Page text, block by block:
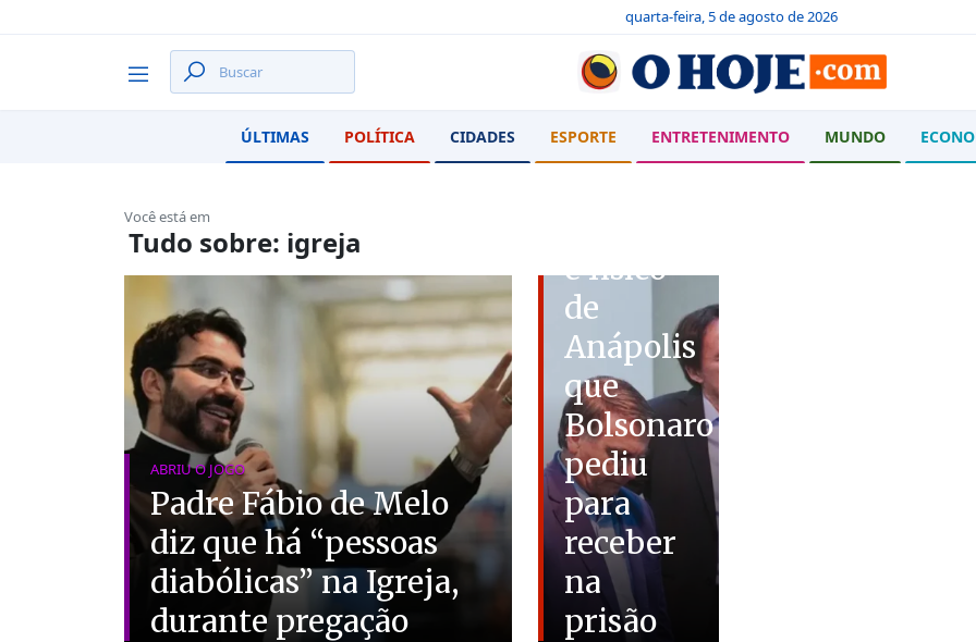
quarta-feira, 5 de agosto de 2026
ÚLTIMAS POLÍTICA CIDADES ESPORTE ENTRETENIMENTO MUNDO
Você está em
Tudo sobre: igreja
ABRIU O JOGO
Padre Fábio de Melo
diz que há “pessoas
diabólicas” na Igreja,
durante pregação
Confira
e físico
de
Anápolis
que
Bolsonaro
pediu
para
receber
na
prisão